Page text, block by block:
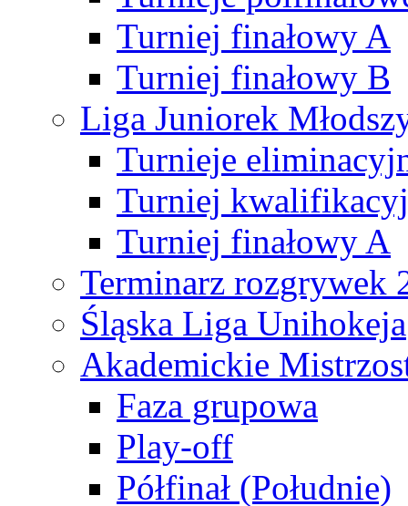
Turniej finałowy A
Turniej finałowy B
Liga Juniorek
Turnieje
Turniej
Turniej finałowy A
Terminarz rozgrywek
Śląska Liga Unihokeja
Akademickie
Faza grupowa
Play-off
Półfinał (Południe)